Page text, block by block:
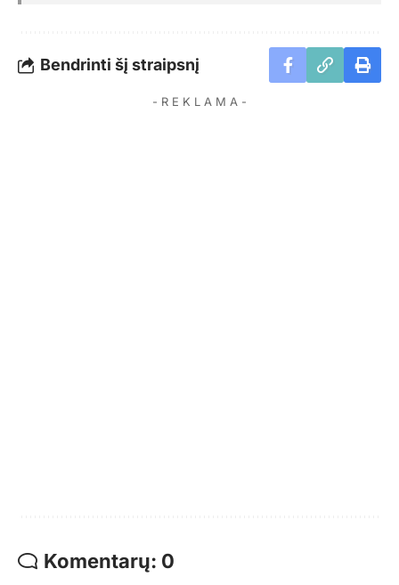
Bendrinti šį straipsnį
- R E K L A M A -
Komentarų: 0